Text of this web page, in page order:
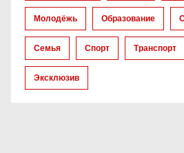
и
с
я
Молодёжь Образование
Семья Спорт Транспорт
Эксклюзив